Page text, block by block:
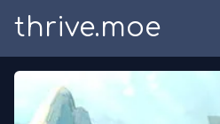
thrive.moe